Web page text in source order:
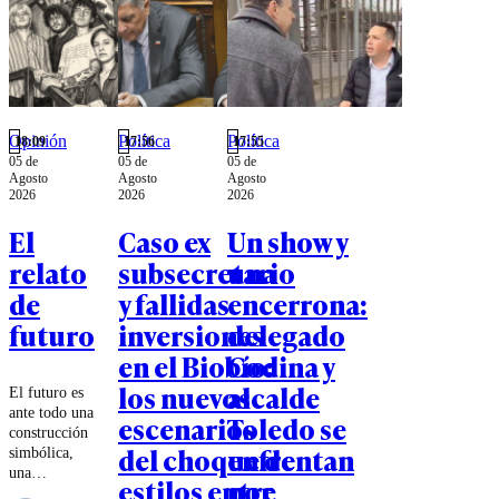
Opinión
18:09
05 de
Agosto
2026
El
relato
de
futuro
El futuro es
ante todo una
construcción
simbólica,
una
Política
17:56
05 de
Agosto
2026
Caso ex
subsecretario
y fallidas
inversiones
en el Biobío:
los nuevos
escenarios
del choque de
estilos entre
Política
17:55
05 de
Agosto
2026
Un show y
una
encerrona:
delegado
Codina y
alcalde
Toledo se
enfrentan
por